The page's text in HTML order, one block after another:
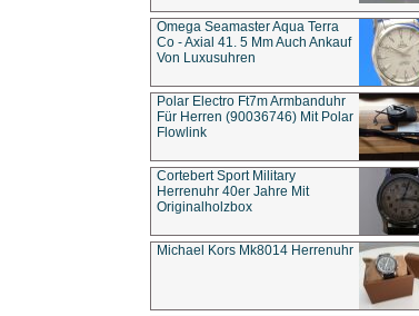
Omega Seamaster Aqua Terra
Co - Axial 41. 5 Mm Auch Ankauf
Von Luxusuhren
Polar Electro Ft7m Armbanduhr
Für Herren (90036746) Mit Polar
Flowlink
Cortebert Sport Military
Herrenuhr 40er Jahre Mit
Originalholzbox
Michael Kors Mk8014 Herrenuhr